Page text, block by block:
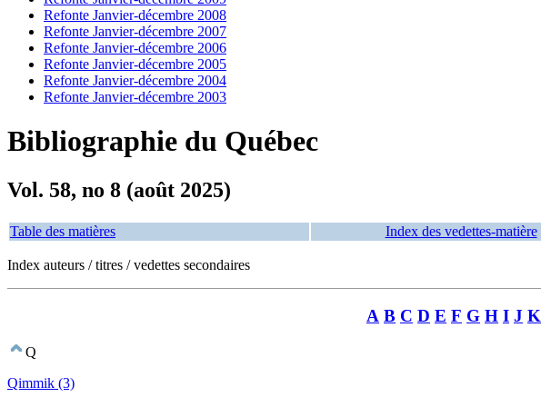
Refonte Janvier-décembre 2008
Refonte Janvier-décembre 2007
Refonte Janvier-décembre 2006
Refonte Janvier-décembre 2005
Refonte Janvier-décembre 2004
Refonte Janvier-décembre 2003
Bibliographie du Québec
Vol. 58, no 8 (août 2025)
Table des matières Index des vedettes-matière
Index auteurs / titres / vedettes secondaires
A B C D E F G H I J K
Q
Qimmik (3)